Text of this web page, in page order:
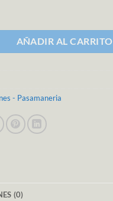
423 cantidad
AÑADIR AL CARRITO
- Pasamaneria
(0)